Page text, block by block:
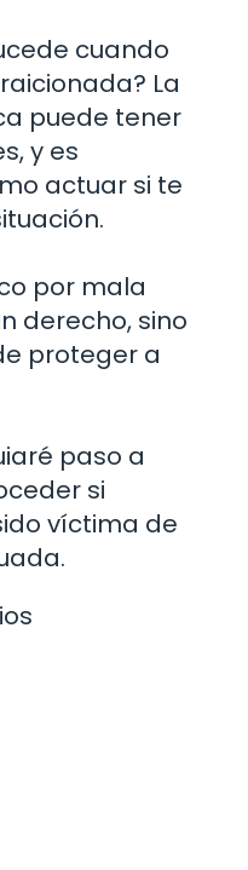
cuando
La
puede tener
y es
actuar si te
por mala
derecho, sino
proteger a
paso a
si
víctima de